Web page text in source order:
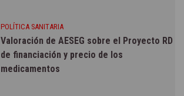
POLÍTICA SANITARIA
Valoración de AESEG sobre el Proyecto RD
de financiación y precio de los
medicamentos